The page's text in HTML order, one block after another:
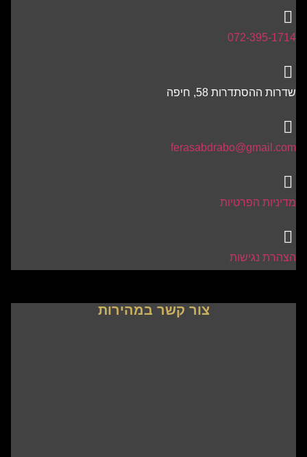
072-395-1714
שדרות ההסתדרות 58, חיפה
ferasabdrabo@gmail.com
מדיניות הפרטיות
הצהרת נגישות
צור קשר במהירות